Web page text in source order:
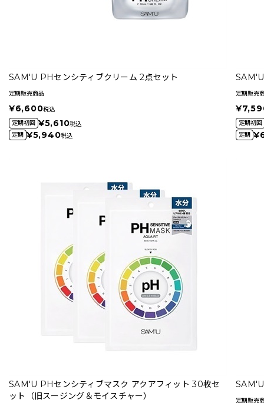
SAM'U PHセンシティブクリーム 2点セット
定期販売商品
¥6,600税込
定期初回 ¥5,610税込
定期 ¥5,940税込
定期販売
定期初回
定期
SAM'U PHセンシティブマスク アクアフィット 30枚セ
ット（旧スージング＆モイスチャー）
定期販売